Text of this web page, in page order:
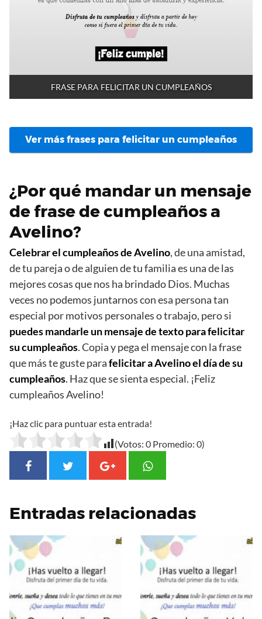
FRASE PARA FELICITAR UN CUMPLEAÑOS
Ver más frases para felicitar un cumpleaños
¿Por qué mandar un mensaje
de frase de cumpleaños a
Avelino?
Celebrar el cumpleaños de Avelino, de una amistad,
de tu pareja o de alguien de tu familia es una de las
mejores cosas que nos ha brindado Dios. Muchas
veces no podemos juntarnos con esa persona tan
especial por motivos personales o trabajo, pero si
puedes mandarle un mensaje de texto para felicitar
su cumpleaños. Copia y pega el mensaje con la frase
que más te guste parafelicitar a Avelino el día de su
cumpleaños. Haz que se sienta especial. ¡Feliz
cumpleaños Avelino!
¡Haz clic para puntuar esta entrada!
(Votos: 0 Promedio: 0)
Entradas relacionadas